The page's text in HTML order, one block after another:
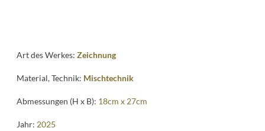
Art des Werkes:Zeichnung
Material, Technik: Mischtechnik
Abmessungen (H x B): 18cm x 27cm
Jahr: 2025